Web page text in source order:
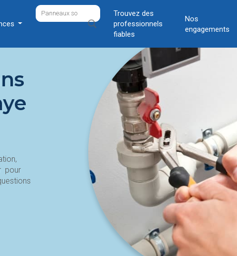
Trouvez des
professionnels
fiables
Nos
engagements
pour